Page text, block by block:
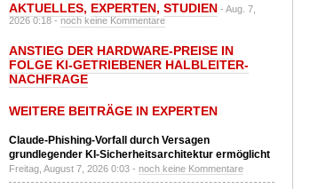
AKTUELLES, EXPERTEN, STUDIEN - Aug. 7,
2026 0:18 -noch keine Kommentare
ANSTIEG DER HARDWARE-PREISE IN
FOLGE KI-GETRIEBENER HALBLEITER-
NACHFRAGE
WEITERE BEITRÄGE IN EXPERTEN
Claude-Phishing-Vorfall durch Versagen
grundlegender KI-Sicherheitsarchitektur ermöglicht
Freitag, August 7, 2026 0:03 - noch keine Kommentare